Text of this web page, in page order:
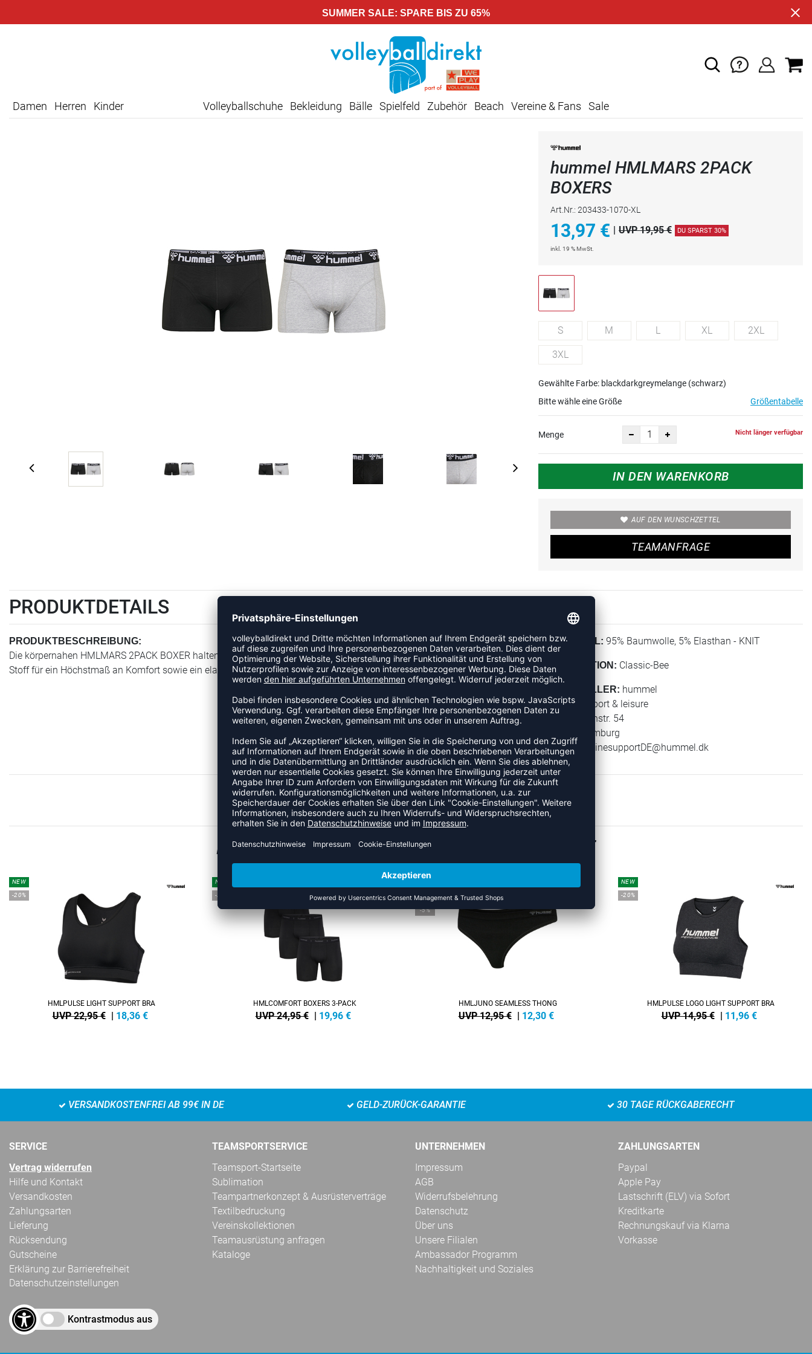
SUMMER SALE: SPARE BIS ZU 65%
Damen Herren Kinder Volleyballschuhe Bekleidung Bälle Spielfeld Zubehör Beach Vereine & Fans Sale
hummel HMLMARS 2PACK
BOXERS
Art.Nr.: 203433-1070-XL
13,97 € UVP 19,95 € DU SPARST 30%
inkl. 19 % MwSt.
S M L XL 2XL
3XL
Gewählte Farbe: blackdarkgreymelange (schwarz)
Bitte wähle eine Größe
Größentabelle
Menge Nicht länger verfügbar
IN DEN WARENKORB
AUF DEN WUNSCHZETTEL
TEAMANFRAGE
PRODUKTDETAILS
PRODUKTBESCHREIBUNG:
Die körpernahen HMLMARS 2PACK BOXER halten alles sauber und ordentlich zusammen und beinhalten weichen Jersey-
Stoff für ein Höchstmaß an Komfort sowie ein elastische Taille mit dem hummel®-Branding
MATERIAL: 95% Baumwolle, 5% Elasthan - KNIT
KOLLEKTION: Classic-Bee
HERSTELLER: hummel
hummel sport & leisure
Leverkusenstr. 54
22761 Hamburg
E-Mail:
onlinesupportDE@hummel.dk
ZULETZT ANGESEHEN
MEHR AUS DER KATEGORIE UNTERWÄSCHE
NEW
-20%
HMLPULSE LIGHT SUPPORT BRA
UVP 22,95 € | 18,36 €
NEW
-20%
HMLCOMFORT BOXERS 3-PACK
UVP 24,95 € | 19,96 €
SALE
-5%
HMLJUNO SEAMLESS THONG
UVP 12,95 € | 12,30 €
NEW
-20%
HMLPULSE LOGO LIGHT SUPPORT BRA
UVP 14,95 € | 11,96 €
VERSANDKOSTENFREI AB 99€ IN DE GELD-ZURÜCK-GARANTIE 30 TAGE RÜCKGABERECHT
SERVICE
Vertrag widerrufen
Hilfe und Kontakt
Versandkosten
Zahlungsarten
Lieferung
Rücksendung
Gutscheine
Erklärung zur Barrierefreiheit
Datenschutzeinstellungen
Kontrastmodus aus
TEAMSPORTSERVICE
Teamsport-Startseite
Sublimation
Teampartnerkonzept & Ausrüsterverträge
Textilbedruckung
Vereinskollektionen
Teamausrüstung anfragen
Kataloge
UNTERNEHMEN
Impressum
AGB
Widerrufsbelehrung
Datenschutz
Über uns
Unsere Filialen
Ambassador Programm
Nachhaltigkeit und Soziales
ZAHLUNGSARTEN
Paypal
Apple Pay
Lastschrift (ELV) via Sofort
Kreditkarte
Rechnungskauf via Klarna
Vorkasse